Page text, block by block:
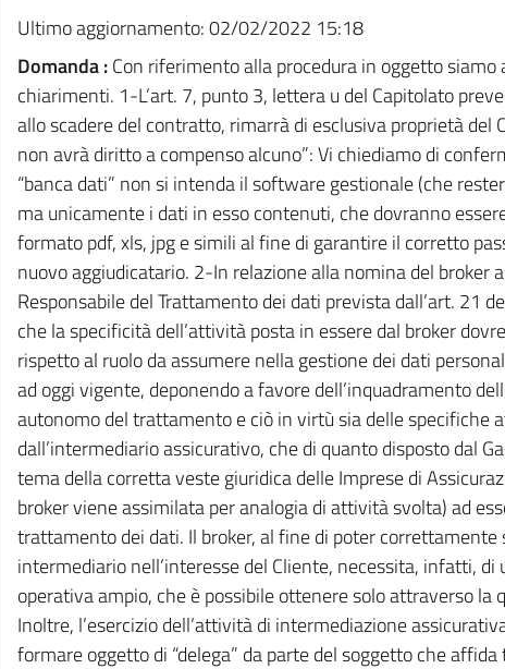
Ultimo aggiornamento:02/02/2022 15:18
Domanda :Con riferimento alla procedura in oggetto siamo
chiarimenti. 1-L’art. 7, punto 3, lettera u del Capitolato
allo scadere del contratto, rimarrà di esclusiva proprietà del
non avrà diritto a compenso alcuno”: Vi chiediamo di
“banca dati” non si intenda il software gestionale (che
ma unicamente i dati in esso contenuti, che dovranno
formato pdf, xls, jpg e simili al fine di garantire il corretto
nuovo aggiudicatario. 2-In relazione alla nomina del broker
Responsabile del Trattamento dei dati prevista dall’art. 21
che la specificità dell’attività posta in essere dal broker
rispetto al ruolo da assumere nella gestione dei dati
ad oggi vigente, deponendo a favore dell’inquadramento
autonomo del trattamento e ciò in virtù sia delle specifiche
dall’intermediario assicurativo, che di quanto disposto dal
tema della corretta veste giuridica delle Imprese di
broker viene assimilata per analogia di attività svolta) ad
trattamento dei dati. Il broker, al fine di poter correttamente
intermediario nell’interesse del Cliente, necessita, infatti, di
operativa ampio, che è possibile ottenere solo attraverso la
Inoltre, l’esercizio dell’attività di intermediazione
formare oggetto di “delega” da parte del soggetto che